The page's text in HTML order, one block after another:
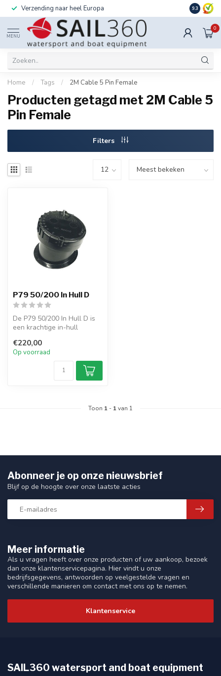
Verzending naar heel Europa Ook
9.3
MENU
0
Home / Tags / 2M Cable 5 Pin Female
Producten getagd met 2M Cable 5
Pin Female
Filters
P79 50/200 In Hull D
De P79 50/200 In Hull D is
een krachtige in-hull
(50/200 kHz, 6...
€220,00
Op voorraad
Toon 1 - 1van 1
Meer informatie
Als u vragen heeft over onze producten of uw aankoop, bezoek
dan onze klantenservicepagina. Hier vindt u onze
bedrijfsgegevens, antwoorden op veelgestelde vragen en
verschillende manieren om contact met ons op te nemen.
Klantenservice
Abonneer je op onze nieuwsbrief
Blijf op de hoogte over onze laatste acties
SAIL360 watersport and boat equipment